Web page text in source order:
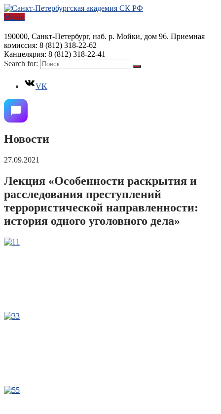
Меню
190000, Санкт-Петербург, наб. р. Мойки, дом 96. Приемная
комиссия: 8 (812) 318-22-62
Канцелярия: 8 (812) 318-22-41
Search for:
VK
Новости
27.09.2021
Лекция «Особенности раскрытия и
расследования преступлений
террористической направленности:
история одного уголовного дела»
1
3
5